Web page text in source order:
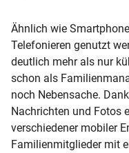
Ähnlich wie
Telefonieren genutzt
deutlich mehr als nur
schon als
noch Nebensache.
Nachrichten und Fotos
verschiedener mobiler
Familienmitglieder mit